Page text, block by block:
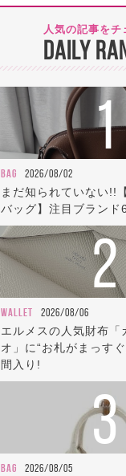
人気の記事をチ
DAILY
1
BAG 2026/08/02
まだ知られていない!!
バッグ】注目ブランド
2
WALLET 2026/08/06
エルメスの人気財布「
オ」に“お札がまっす
間入り!
3
BAG 2026/08/05